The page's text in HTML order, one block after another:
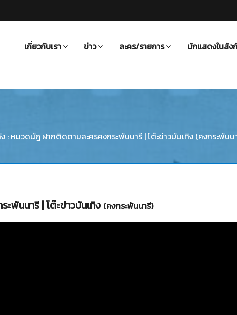
เกี่ยวกับเรา ข่าว ละคร/รายการ นักแสดงในสัง
: หมวดนัฎ ฝากติดตามละครคงกระพันนารี | โต๊ะข่าวบันเทิง (คงกระพันน
พันนารี | โต๊ะข่าวบันเทิง (คงกระพันนารี)